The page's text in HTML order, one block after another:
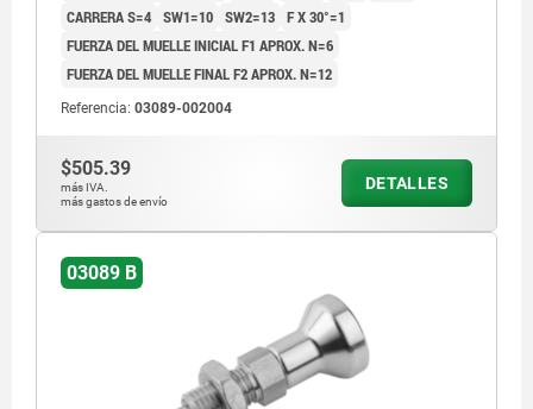
CARRERA S=4 SW1=10 SW2=13 F X 30°=1
FUERZA DEL MUELLE INICIAL F1 APROX. N=6
FUERZA DEL MUELLE FINAL F2 APROX. N=12
Referencia: 03089-002004
$505.39
más IVA.
más gastos de envío
DETALLES
03089 B